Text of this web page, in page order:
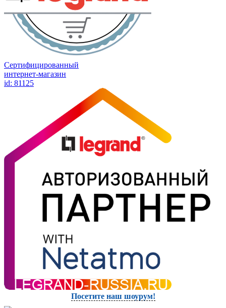
Сертифицированный
интернет-магазин
id: 81125
Посетите наш шоурум!